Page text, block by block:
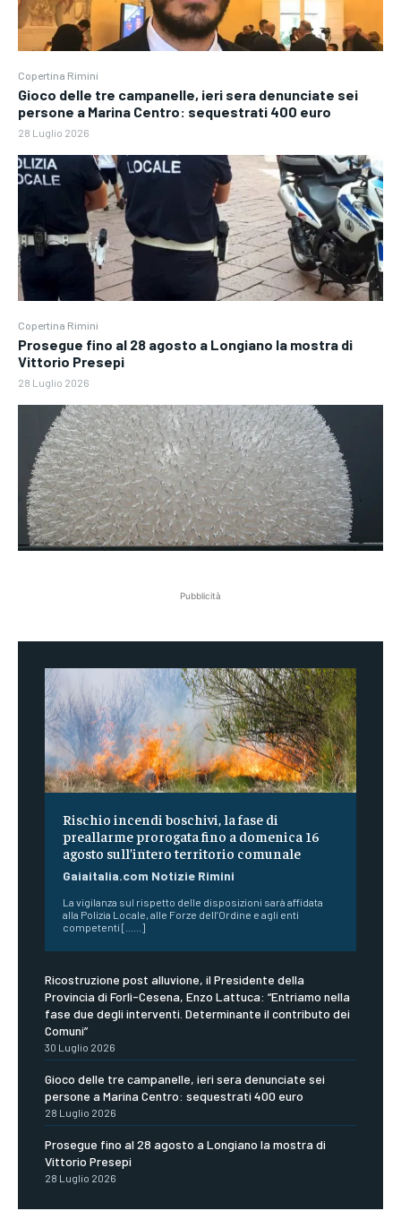
Copertina Rimini
Gioco delle tre campanelle, ieri sera denunciate sei
persone a Marina Centro: sequestrati 400 euro
28 Luglio 2026
Copertina Rimini
Prosegue fino al 28 agosto a Longiano la mostra di
Vittorio Presepi
28 Luglio 2026
Pubblicità
Rischio incendi boschivi, la fase di
preallarme prorogata fino a domenica 16
agosto sull’intero territorio comunale
Gaiaitalia.com Notizie Rimini
La vigilanza sul rispetto delle disposizioni sarà affidata
alla Polizia Locale, alle Forze dell’Ordine e agli enti
competenti [......]
Ricostruzione post alluvione, il Presidente della
Provincia di Forlì-Cesena, Enzo Lattuca: “Entriamo nella
fase due degli interventi. Determinante il contributo dei
Comuni”
30 Luglio 2026
Gioco delle tre campanelle, ieri sera denunciate sei
persone a Marina Centro: sequestrati 400 euro
28 Luglio 2026
Prosegue fino al 28 agosto a Longiano la mostra di
Vittorio Presepi
28 Luglio 2026